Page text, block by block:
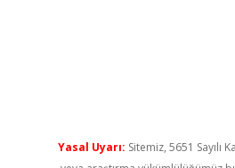
Yasal Uyarı: Sitemiz, 5651